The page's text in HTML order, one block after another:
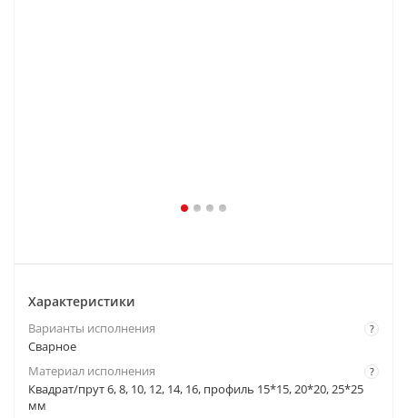
Характеристики
?
Варианты исполнения
Cварное
?
Материал исполнения
Квадрат/прут 6, 8, 10, 12, 14, 16, профиль 15*15, 20*20, 25*25
мм